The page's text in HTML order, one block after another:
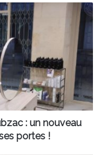
: un nouveau
portes !